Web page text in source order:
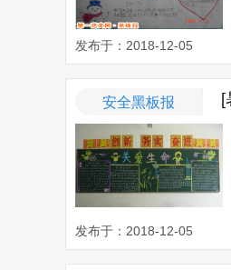
发布于：2018-12-05
安全黑板报 [
发布于：2018-12-05